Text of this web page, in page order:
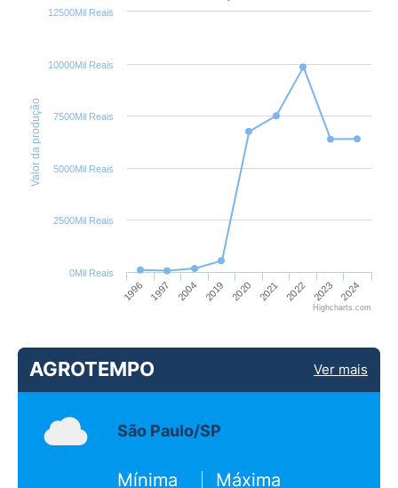
Valor da produção
1996 1997 2004 2019 2020 2021 2022 2023 2024
0Mil Reais
2500Mil Reais
5000Mil Reais
7500Mil Reais
10000Mil Reais
12500Mil Reais
Highcharts.com
AGROTEMPO Ver mais
São Paulo/SP
Mínima Máxima